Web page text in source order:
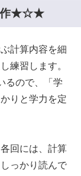
作★☆★
計算内容を細
練習します。
るので、「学
りと学力を定
回には、計算
っかり読んで